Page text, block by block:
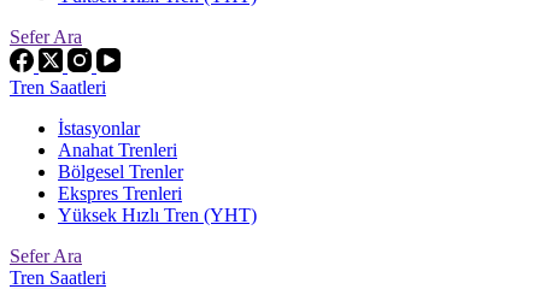
Sefer Ara
Tren Saatleri
İstasyonlar
Anahat Trenleri
Bölgesel Trenler
Ekspres Trenleri
Yüksek Hızlı Tren (YHT)
Sefer Ara
Tren Saatleri